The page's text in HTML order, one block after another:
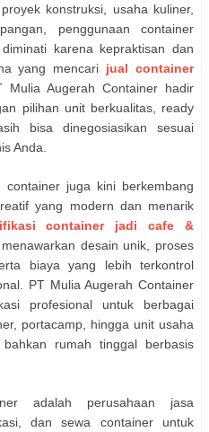
konstruksi, usaha kuliner,
penggunaan container
karena kepraktisan dan
yang mencari jual container
Mulia Augerah Container hadir
pilihan unit berkualitas, ready
bisa dinegosiasikan sesuai
Anda.
juga kini berkembang
yang modern dan menarik
container jadi cafe &
desain unik, proses
biaya yang lebih terkontrol
PT Mulia Augerah Container
profesional untuk berbagai
portacamp, hingga unit usaha
rumah tinggal berbasis
adalah perusahaan jasa
dan sewa container untuk